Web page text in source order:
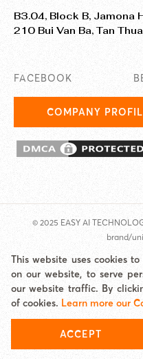
B3.04, Block B, Jamona
210 Bui Van Ba, Tan
FACEBOOK
COMPANY
© 2025 EASY AI
brand/
Address: Jamona Heights, 210
Cookies
This website uses cookies
on our website, to serve
our website traffic. By
of cookies. Learn more our
ACCEPT